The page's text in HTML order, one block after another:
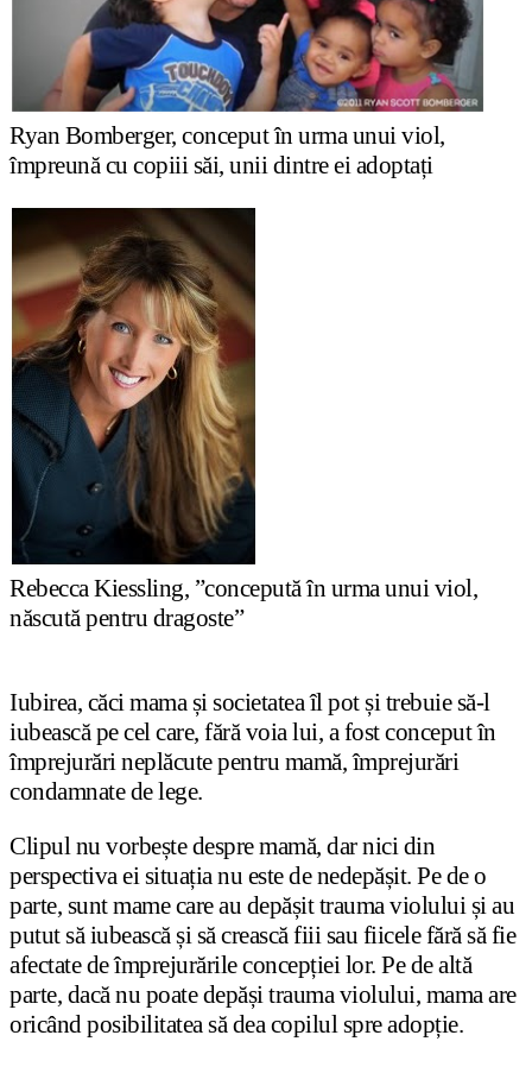
Ryan Bomberger, conceput în urma unui viol,
împreună cu copiii săi, unii dintre ei adoptați
Rebecca Kiessling, ”concepută în urma unui viol,
născută pentru dragoste”
Iubirea, căci mamași societatea îl potși trebuie să-l
iubească pe cel care, fără voia lui, a fost conceput în
împrejurări neplăcute pentru mamă, împrejurări
condamnate de lege.
Clipul nu vorbește despre mamă, dar nici din
perspectiva ei situația nu este de nedepășit. Pe de o
parte, sunt mame care au depășit trauma violuluiși au
putut să iubeascăși să crească fiii sau fiicele fără să fie
afectate de împrejurările concepției lor. Pe de altă
parte, dacă nu poate depăși trauma violului, mama are
oricând posibilitatea să dea copilul spre adopție.